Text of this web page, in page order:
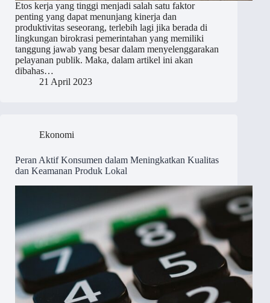
Etos kerja yang tinggi menjadi salah satu faktor
penting yang dapat menunjang kinerja dan
produktivitas seseorang, terlebih lagi jika berada di
lingkungan birokrasi pemerintahan yang memiliki
tanggung jawab yang besar dalam menyelenggarakan
pelayanan publik. Maka, dalam artikel ini akan
dibahas…
21 April 2023
Ekonomi
Peran Aktif Konsumen dalam Meningkatkan Kualitas
dan Keamanan Produk Lokal